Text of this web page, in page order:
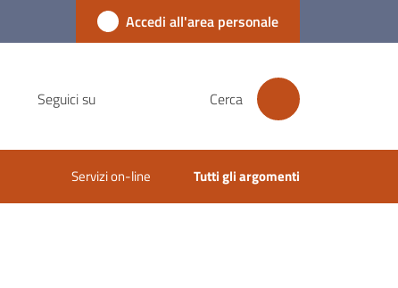
Accedi all'area personale
Seguici su Cerca
Servizi on-line Tutti gli argomenti